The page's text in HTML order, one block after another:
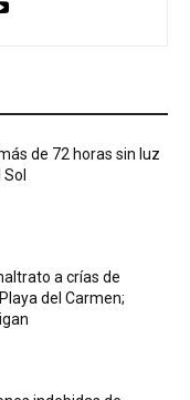
de 72 horas sin luz
a crías de
del Carmen;